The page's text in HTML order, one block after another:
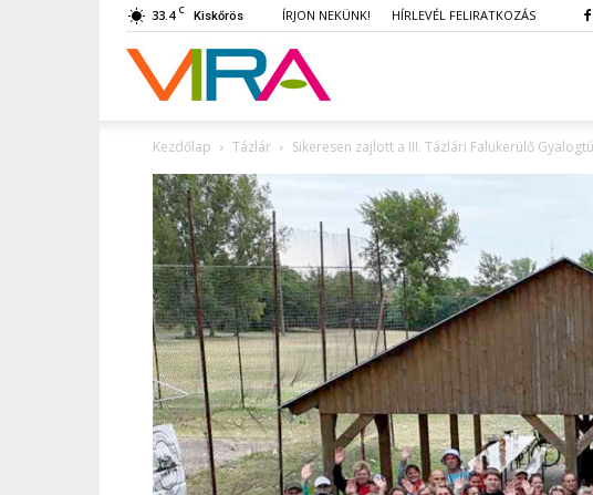
33.4 C Kiskőrös ÍRJON NEKÜNK! HÍRLEVÉL FELIRATKOZÁS
VIRA
Kezdőlap Tázlár Sikeresen zajlott a III. Tázlári Falukerülő